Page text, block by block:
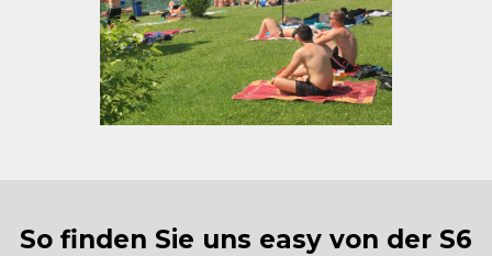
So finden Sie uns easy von der S6